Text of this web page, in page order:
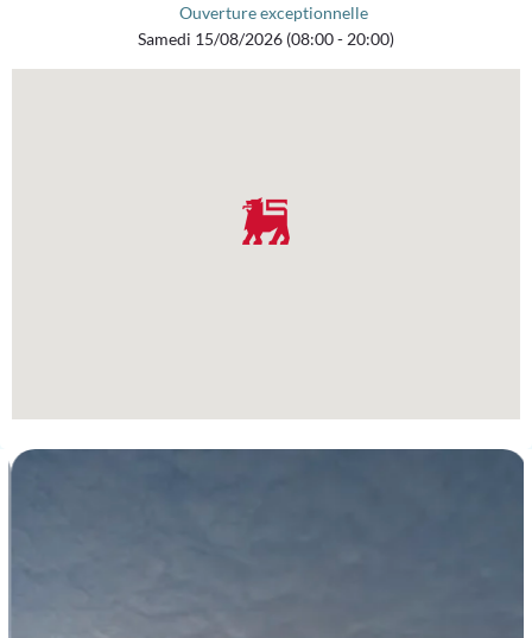
Ouverture exceptionnelle
Samedi 15/08/2026 (08:00 - 20:00)